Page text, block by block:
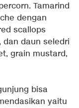
Tamarind
dengan
scallops
dan daun seledri
grain mustard,
bisa
yaitu